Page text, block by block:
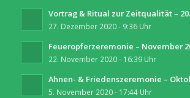
Vortrag & Ritual zur Zeitqualität –
27. Dezember 2020 - 9:36 Uhr
Feueropferzeremonie – November
22. November 2020 - 16:39 Uhr
Ahnen- & Friedenszeremonie –
5. November 2020 - 17:44 Uhr